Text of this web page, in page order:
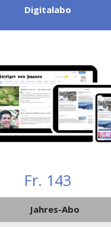
Digitalabo
Fr. 143
Jahres-Abo